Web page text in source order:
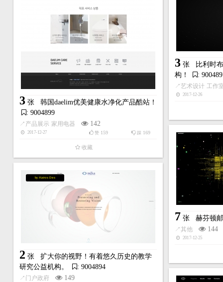
3 张 韩国daelim优美健康水净化产品酷站！
: 9004899
↗ 产品展示 家用电器 142
2017-12-27 踩 169
赞 159
收藏
3 张
比利时
构！
:
↗艺术设计 工作
2017-12-26
7 张 赫芬顿
↗其他 144
2017-12-25
by:Kairos Des
2 张 扩大你的视野！有着悠久历史的教学
研究公益机构。
: 9004894
↗ 门户政府 149